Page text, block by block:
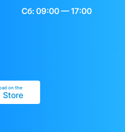
Сб: 09:00 — 17:00
on the
Store